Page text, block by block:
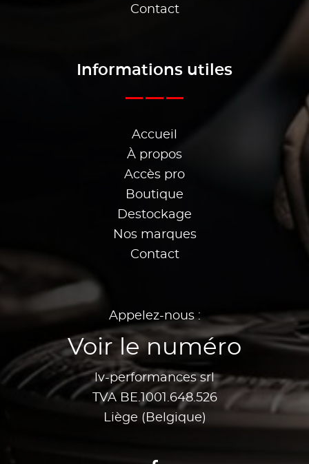
Contact
Informations utiles
Accueil
À propos
Accès pro
Boutique
Destockage
Nos marques
Contact
Appelez-nous :
Voir le numéro
lv-performances srl
TVA BE.1001.648.526
Liège (Belgique)